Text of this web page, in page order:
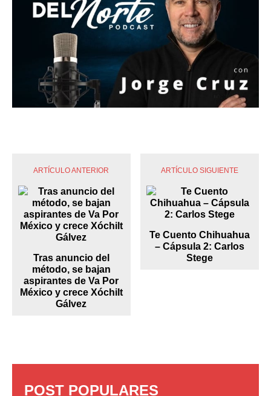
ARTÍCULO ANTERIOR
Tras anuncio del
método, se bajan
aspirantes de Va Por
México y crece Xóchilt
Gálvez
ARTÍCULO SIGUIENTE
Te Cuento Chihuahua
– Cápsula 2: Carlos
Stege
POST POPULARES